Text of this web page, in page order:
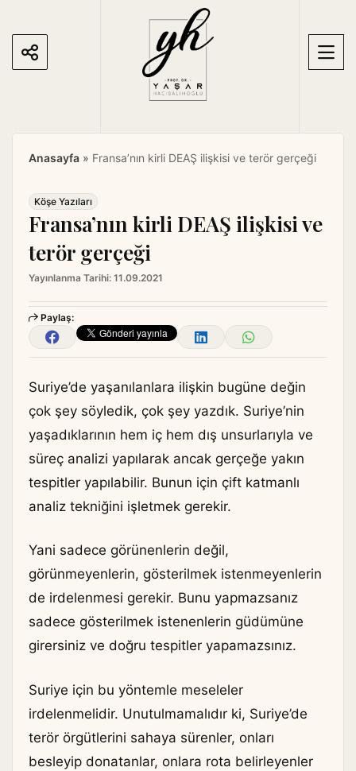
Anasayfa » Fransa’nın kirli DEAŞ ilişkisi ve terör gerçeği
Köşe Yazıları
Fransa’nın kirli DEAŞ ilişkisi ve
terör gerçeği
Yayınlanma Tarihi: 11.09.2021
Paylaş:
Suriye’de yaşanılanlara ilişkin bugüne değin
çok şey söyledik, çok şey yazdık. Suriye’nin
yaşadıklarının hem iç hem dış unsurlarıyla ve
süreç analizi yapılarak ancak gerçeğe yakın
tespitler yapılabilir. Bunun için çift katmanlı
analiz tekniğini işletmek gerekir.
Yani sadece görünenlerin değil,
görünmeyenlerin, gösterilmek istenmeyenlerin
de irdelenmesi gerekir. Bunu yapmazsanız
sadece gösterilmek istenenlerin güdümüne
girersiniz ve doğru tespitler yapamazsınız.
Suriye için bu yöntemle meseleler
irdelenmelidir. Unutulmamalıdır ki, Suriye’de
terör örgütlerini sahaya sürenler, onları
besleyip donatanlar, onlara rota belirleyenler